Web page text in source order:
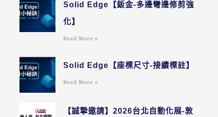
Solid Edge【鈑金-多邊彎邊修剪強
化】
Read More »
Solid Edge【座標尺寸-接續標註】
Read More »
【誠摯邀請】2026台北自動化展-敦